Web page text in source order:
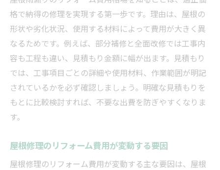
定期点検付きリフォームで長く安心を得る
方法
屋根雨漏り修理後のサポート内容を確認
リフォーム業者による保証と点検の違い
修理後も安心できるリフォームの選び方
アフターサポート付きリフォームのメリッ
ト
格で納得の修理を実現する第一歩です。理由は、屋根の
形状や劣化状況、使用する材料によって費用が大きく異
なるためです。例えば、部分補修と全面改修では工事内
容も工程も違い、見積もり金額に幅が出ます。見積もり
では、工事項目ごとの詳細や使用材料、作業範囲が明記
されているかを必ず確認しましょう。明確な見積もりを
もとに比較検討すれば、不要な出費を防ぎやすくなりま
す。
屋根修理のリフォーム費用が変動する要因
屋根修理のリフォーム費用が変動する主な要因は、屋根